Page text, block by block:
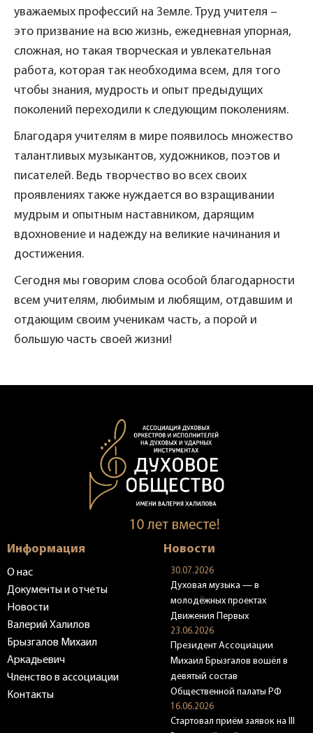
уважаемых профессий на Земле. Труд учителя –
это призвание на всю жизнь, ежедневная упорная,
сложная, но такая творческая и увлекательная
работа, которая так необходима всем, для того
чтобы знания, мудрость и опыт предыдущих
поколений переходили к следующим поколениям.
Благодаря учителям в мире появилось множество
талантливых музыкантов, художников, поэтов и
писателей. Ведь творчество во всех своих
проявлениях также нуждается во взращивании
мудрым и опытным наставником, дарящим
вдохновение и надежду на великие начинания и
достижения.
Сегодня мы говорим слова особой благодарности
всем учителям, любимым и любящим, отдавшим и
отдающим своим ученикам часть, а порой и
большую часть своей жизни!
Информация
О нас
Документы и отчеты
Новости
Валерий Халилов
Брызгалов Михаил
Аркадьевич
Членство в ассоциации
Контакты
Новости
30.07.2026
Духовая музыка — в
молодёжных проектах
Движения Первых
23.06.2026
Президент Ассоциации
Михаил Брызгалов вошёл в
девятый состав
Общественной палаты РФ
16.06.2026
Стартовал приём заявок на III